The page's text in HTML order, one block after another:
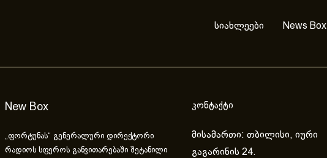
სიახლეები News Box
New Box
„ფორტუნას“ გენერალური დირექტორი
რადიოს სფეროს განვითარებაში შეტანილი
კონტაქტი
მისამართი: თბილისი, იური
გაგარინის 24.